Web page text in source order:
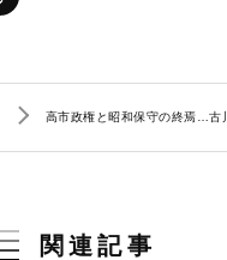
高市政権と昭和保守の終焉…古
関連記事